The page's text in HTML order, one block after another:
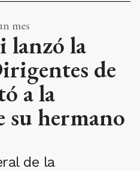
mes
la
de
a la
su hermano
de la